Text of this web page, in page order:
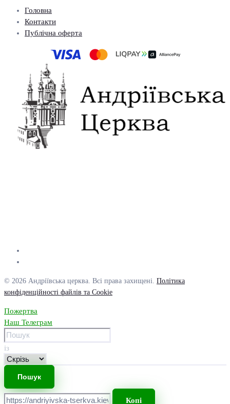
Головна
Контакти
Публічна оферта
© 2026 Андріївська церква. Всі права захищені. Політика
конфіденційності файлів та Cookie
Пожертва
Наш Телеграм
із
Копі